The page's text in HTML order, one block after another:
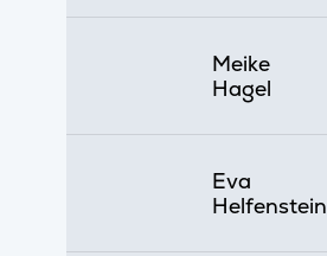
Meike
Hagel
Eva
Helfenstein